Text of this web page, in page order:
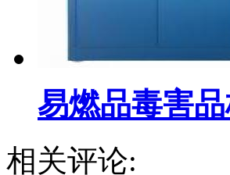
易燃品毒害
相关评论: